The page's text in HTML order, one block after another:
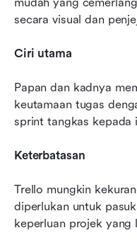
secara visual dan
Ciri utama
Papan dan kadnya
keutamaan tugas
sprint tangkas kepada
Keterbatasan
Trello mungkin
diperlukan untuk
keperluan projek yang